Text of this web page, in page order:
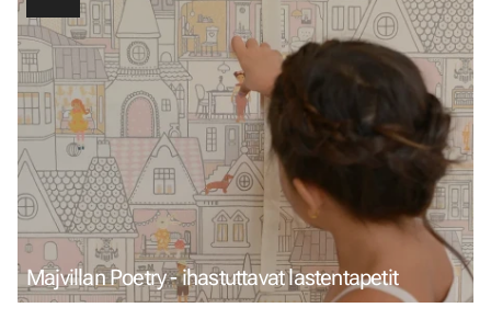
Majvillan Poetry - ihastuttavat lastentapetit